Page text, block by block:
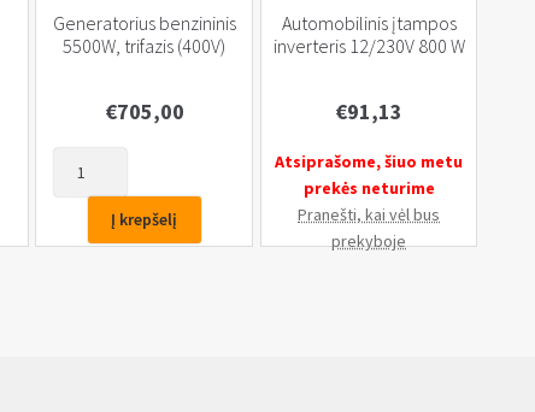
Generatorius benzininis
5500W, trifazis (400V)
€705,00
Generatorius
benzininis
Į krepšelį
Automobilinis įtampos
inverteris 12/230V 800 W
€91,13
Atsiprašome, šiuo metu
prekės neturime
Pranešti, kai vėl bus
prekyboje